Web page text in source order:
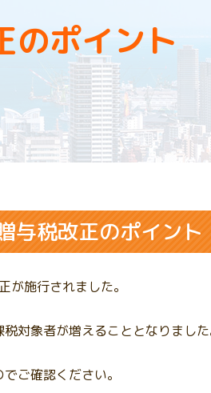
のポイント
与税改正のポイント
施行されました。
対象者が増えることとなりました
ご確認ください。